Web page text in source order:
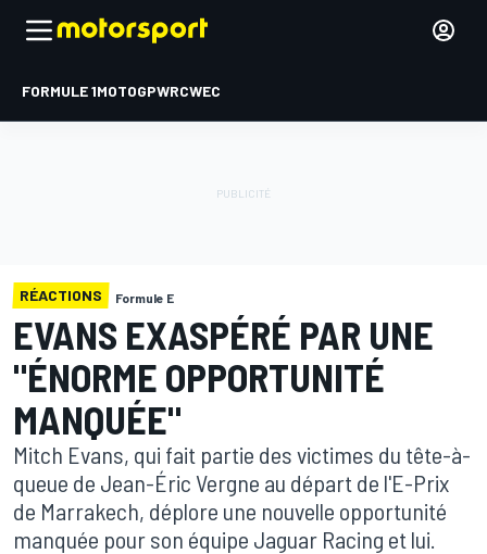
FORMULE 1MOTOGPWRCWEC
RÉACTIONS Formule E
EVANS EXASPÉRÉ PAR UNE
"ÉNORME OPPORTUNITÉ
MANQUÉE"
Mitch Evans, qui fait partie des victimes du tête-à-
queue de Jean-Éric Vergne au départ de l'E-Prix
de Marrakech, déplore une nouvelle opportunité
manquée pour son équipe Jaguar Racing et lui.